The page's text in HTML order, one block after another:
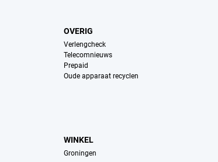
OVERIG
Verlengcheck
Telecomnieuws
Prepaid
Oude apparaat recyclen
WINKEL
Groningen